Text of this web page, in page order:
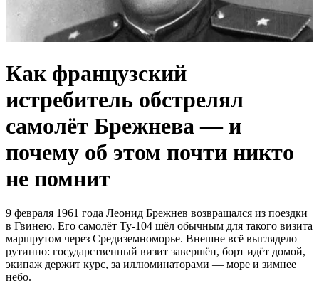
Как французский
истребитель обстрелял
самолёт Брежнева — и
почему об этом почти никто
не помнит
9 февраля 1961 года Леонид Брежнев возвращался из поездки
в Гвинею. Его самолёт Ту-104 шёл обычным для такого визита
маршрутом через Средиземноморье. Внешне всё выглядело
рутинно: государственный визит завершён, борт идёт домой,
экипаж держит курс, за иллюминаторами — море и зимнее
небо.